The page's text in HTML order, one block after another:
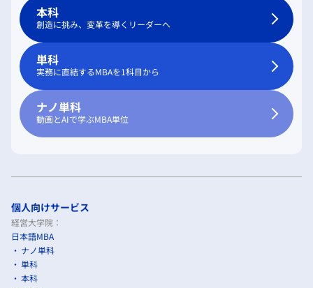
本科
創造に挑み、変革を導くリーダーへ
単科
実務に直結するMBAを1科目から
ナノ単科
動画とAIで学ぶMBA単位
個人向けサービス
経営大学院：
日本語MBA
ナノ単科
単科
本科